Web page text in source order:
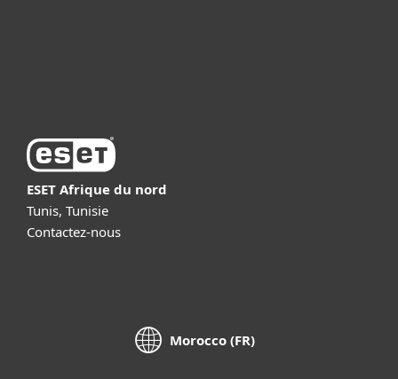
ESET Afrique du nord
Tunis, Tunisie
Contactez-nous
Morocco (FR)